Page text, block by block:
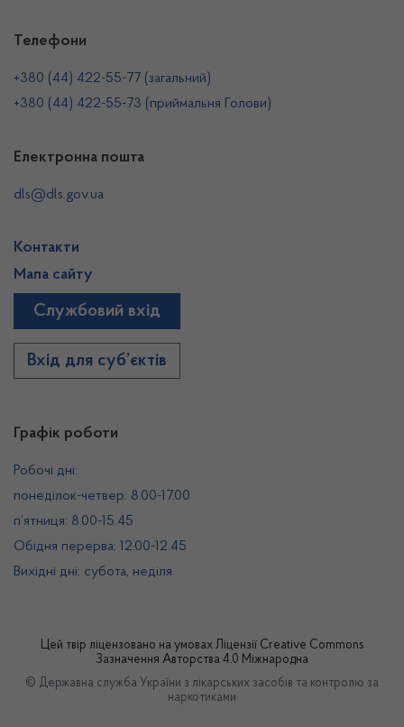
Графік роботи
Робочі дні:
понеділок-четвер: 8.00-17.00
п’ятниця: 8.00-15.45
Обідня перерва: 12.00-12.45
Вихідні дні: субота, неділя
Телефони
+380 (44) 422-55-77 (загальний)
+380 (44) 422-55-73 (приймальня Голови)
Електронна пошта
dls@dls.gov.ua
Контакти
Мапа сайту
Службовий вхід
Вхід для суб’єктів
Цей твір ліцензовано на умовах Ліцензії Creative Commons
Зазначення Авторства 4.0 Міжнародна
© Державна служба України з лікарських засобів та контролю за
наркотиками